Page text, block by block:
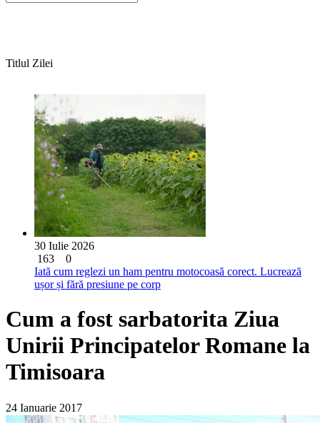
Titlul Zilei
30 Iulie 2026
163
0
Iată cum reglezi un ham pentru motocoasă corect. Lucrează
ușor și fără presiune pe corp
Cum a fost sarbatorita Ziua
Unirii Principatelor Romane la
Timisoara
24 Ianuarie 2017